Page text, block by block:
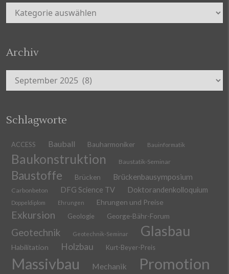
Kategorien
Archiv
Archiv
Schlagworte
ACCESS Bauball Bauharmoniker Bauinformatik
Baukonstruktion Baustatik-Seminar
Baustoffe Brücken Brückenbausymposium
Carbonbeton DFG Science TV Doktorandenkolloquium
Doppeldiplom Ehrungen Ehrungen und Preise
Exkursion Geologie George-Bähr-Forum
Geotechnik Geotechnik-Seminar Glasbau
Habilitation Holzbau Kurt-Beyer-Preis
Massivbau Mechanik Promotion